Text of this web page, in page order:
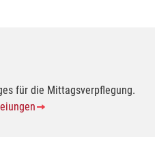
für die Mittagsverpflegung.